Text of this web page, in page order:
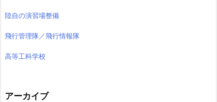
陸自の演習場整備
飛行管理隊／飛行情報隊
高等工科学校
アーカイブ